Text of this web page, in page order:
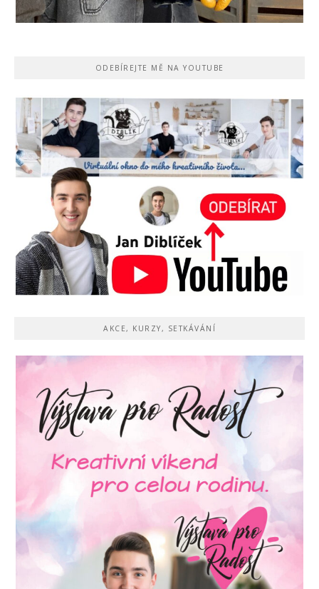
ODEBÍREJTE MĚ NA YOUTUBE
AKCE, KURZY, SETKÁVÁNÍ